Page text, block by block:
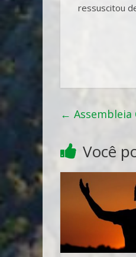
ressuscitou
←
Você